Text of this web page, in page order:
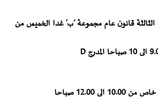
قانون عام مجموعة ‘ب’ غدا الخميس من
الى 12.00 صباحا